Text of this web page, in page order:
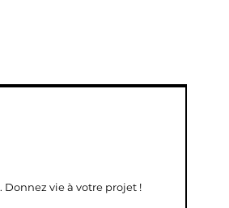
. Donnez vie à votre projet !